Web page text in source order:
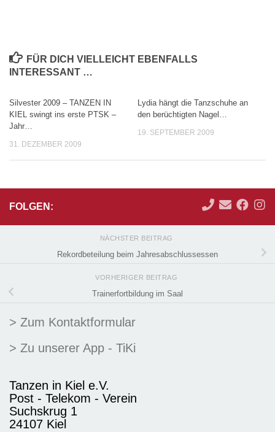
FÜR DICH VIELLEICHT EBENFALLS
INTERESSANT …
Silvester 2009 – TANZEN IN
KIEL swingt ins erste PTSK –
Jahr…
31. DEZEMBER 2009
Lydia hängt die Tanzschuhe an
den berüchtigten Nagel…
19. SEPTEMBER 2009
FOLGEN:
NÄCHSTER BEITRAG
Rekordbeteilung beim Jahresabschlussessen
VORHERIGER BEITRAG
Trainerfortbildung im Saal
> Zum Kontaktformular
> Zu unserer App - TiKi
Tanzen in Kiel e.V.
Post - Telekom - Verein
Suchskrug 1
24107 Kiel